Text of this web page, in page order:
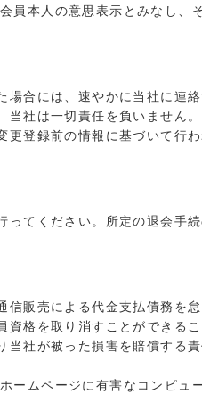
員本人の意思表示とみなし、
合には、速やかに当社に連絡
社は一切責任を負いません
登録前の情報に基づいて行
てください。所定の退会手
販売による代金支払債務を
格を取り消すことができるこ
社が被った損害を賠償する責
ームページに有害なコンピュ